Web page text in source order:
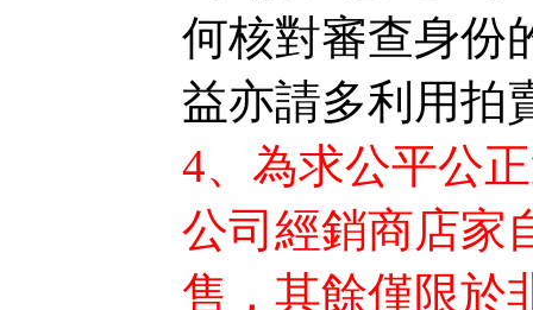
何核對審查身份
益亦請多利用拍
4、為求公平公
公司經銷商店家
售，其餘僅限於